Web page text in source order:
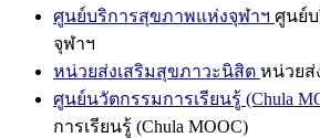
ศูนย์บริการสุขภาพแห่งจุฬาฯ ศูนย์
จุฬาฯ
หน่วยส่งเสริมสุขภาวะนิสิต หน่วยส่
ศูนย์นวัตกรรมการเรียนรู้ (Chula
การเรียนรู้ (Chula MOOC)